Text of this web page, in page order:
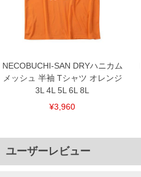
NECOBUCHI-SAN DRYハニカム
メッシュ 半袖 Tシャツ オレンジ
3L 4L 5L 6L 8L
¥3,960
ユーザーレビュー